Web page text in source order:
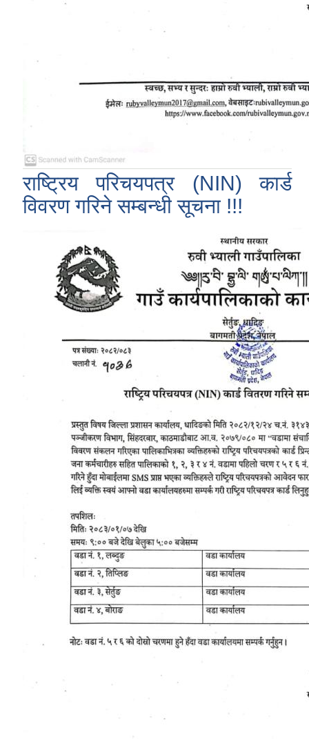
राष्ट्रिय परिचयपत्र (NIN) कार्ड
विवरण गरिने सम्बन्धी सूचना !!!